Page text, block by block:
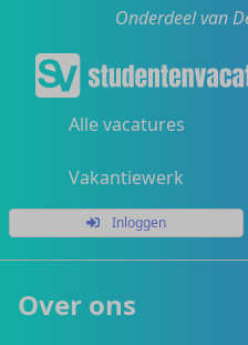
Onderdeel van
Alle vacatures
Vakantiewerk
Inloggen
Over ons